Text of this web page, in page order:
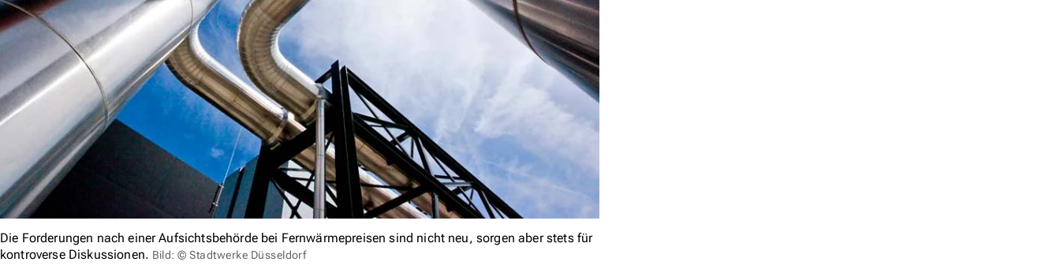
Die Forderungen nach einer Aufsichtsbehörde bei Fernwärmepreisen sind nicht neu, sorgen aber stets für
kontroverse Diskussionen. Bild: © Stadtwerke Düsseldorf